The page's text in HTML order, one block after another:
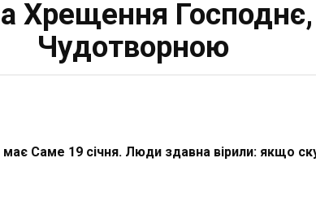
Хрещення
Чудотворною
Саме 19 січня. Люди здавна вірили: якщо